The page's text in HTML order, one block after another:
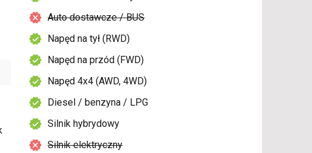
Auto dostawcze / BUS
Napęd na tył (RWD)
Napęd na przód (FWD)
Napęd 4x4 (AWD, 4WD)
Diesel / benzyna / LPG
Silnik hybrydowy
Silnik elektryczny